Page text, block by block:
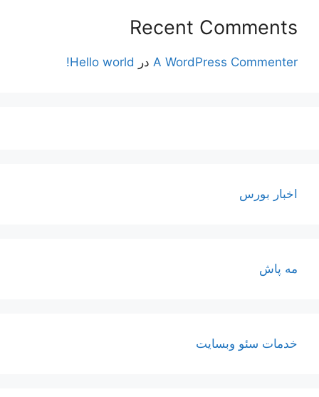
Recent Comments
A WordPress Commenter در Hello world!
اخبار بورس
مه پاش
خدمات سئو وبسایت